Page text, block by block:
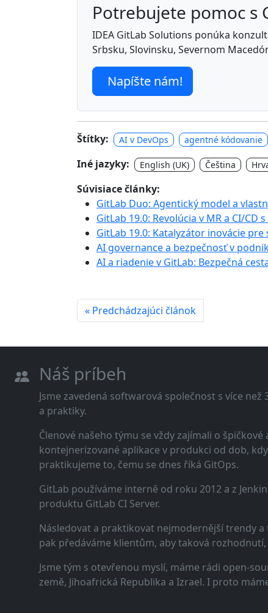
Potrebujete pomoc s
IDEA GitLab Solutions ponúka
Srbsku, Slovinsku, Severnom
Napíšte nám!
Štítky: AI v DevOps agentné kódovanie
Iné jazyky: English (UK) Čeština
Súvisiace články:
GitLab Duo: Agentický model a
GitLab 19.0: Revolúcia v MR a CI/CD
GitLab 19.0: Katalyzátor inovácie
AI governance a bezpečnosť v
AI a riadenie v GitLab: Bezpečná
« Predchádzajúci článok
Náš príbeh
Jsme zavedená softwarová společnost s více
a praktiky.
Členové našeho týmu se vždy zajímali o
kontejnerizované aplikace v produkci od dob,
praktikujeme to, čemu se dnes říká GitOps.
GitLab používáme interně od roku 2012 a z
produktu GitLab CI Server.
Následovat a praktikovat nejmodernější trendy
pak předáváme klientům, aby taková
Jsme tým s otevřenou myslí, máme rádi open-
země, Jihoafrická Republika a Izrael. I proto